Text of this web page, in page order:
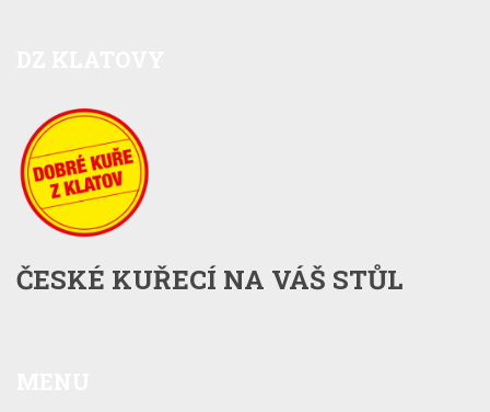
ČESKÉ KUŘECÍ NA VÁŠ STŮL